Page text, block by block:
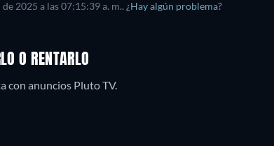
de 2025 a las07:15:39 a. m.. ¿Hay algún problema?
O RENTARLO
con anuncios Pluto TV.